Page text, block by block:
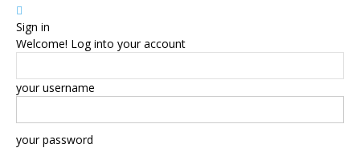
Sign in
Welcome! Log into your account
your username
your password